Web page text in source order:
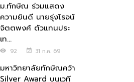
ม.ทักษิณ ร่วมแสดง
ความยินดี นายรุ่งโรจน์
จิตตพงศ์ ตัวแทนประ
เท...
92 31 ก.ค. 69
มหาวิทยาลัยทักษิณคว้า
Silver Award บนเวที